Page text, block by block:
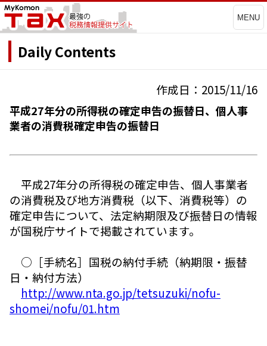
MENU
Daily Contents
作成日：2015/11/16
平成27年分の所得税の確定申告の振替日、個人事
業者の消費税確定申告の振替日
平成27年分の所得税の確定申告、個人事業者
の消費税及び地方消費税（以下、消費税等）の
確定申告について、法定納期限及び振替日の情報
が国税庁サイトで掲載されています。
○［手続名］国税の納付手続（納期限・振替
日・納付方法）
http://www.nta.go.jp/tetsuzuki/nofu-
shomei/nofu/01.htm